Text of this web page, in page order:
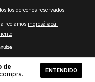
de
ENTENDIDO
los derechos reservados.
reclamos ingresá acá.